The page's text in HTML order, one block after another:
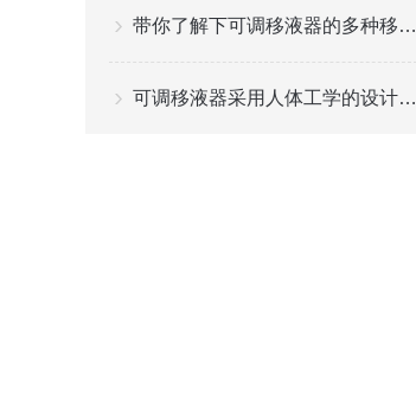
带你了解下可调移液器的多种移液模式
可调移液器采用人体工学的设计理念